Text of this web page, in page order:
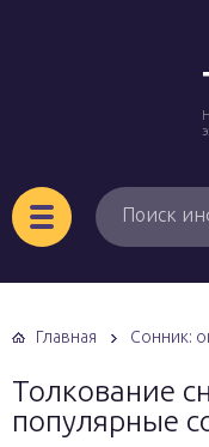
Главная Сонник:
Толкование
популярные